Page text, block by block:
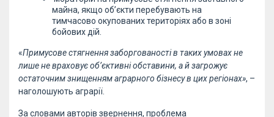
майна, якщо об’єкти перебувають на
тимчасово окупованих територіях або в зоні
бойових дій.
«Примусове стягнення заборгованості в таких умовах не
лише не враховує об’єктивні обставини, а й загрожує
остаточним знищенням аграрного бізнесу в цих регіонах», –
наголошують аграрії.
За словами авторів звернення, проблема